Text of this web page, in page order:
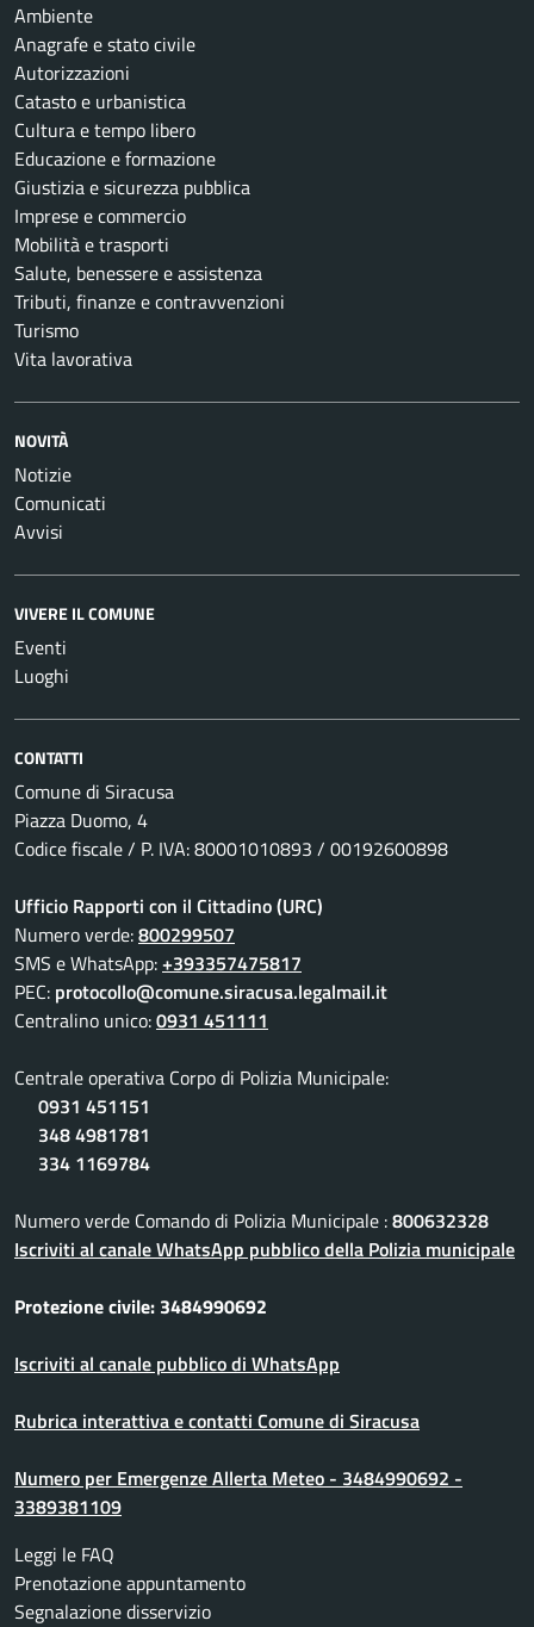
Ambiente
Anagrafe e stato civile
Autorizzazioni
Catasto e urbanistica
Cultura e tempo libero
Educazione e formazione
Giustizia e sicurezza pubblica
Imprese e commercio
Mobilità e trasporti
Salute, benessere e assistenza
Tributi, finanze e contravvenzioni
Turismo
Vita lavorativa
NOVITÀ
Notizie
Comunicati
Avvisi
VIVERE IL COMUNE
Eventi
Luoghi
CONTATTI
Comune di Siracusa
Piazza Duomo, 4
Codice fiscale / P. IVA: 80001010893 / 00192600898
Ufficio Rapporti con il Cittadino (URC)
Numero verde:800299507
SMS e WhatsApp:+393357475817
PEC: protocollo@comune.siracusa.legalmail.it
Centralino unico:0931 451111
Centrale operativa Corpo di Polizia Municipale:
0931 451151
348 4981781
334 1169784
Numero verde Comando di Polizia Municipale :800632328
Iscriviti al canale WhatsApp pubblico della Polizia municipale
Protezione civile: 3484990692
Iscriviti al canale pubblico di WhatsApp
Rubrica interattiva e contatti Comune di Siracusa
Numero per Emergenze Allerta Meteo - 3484990692 -
3389381109
Leggi le FAQ
Prenotazione appuntamento
Segnalazione disservizio